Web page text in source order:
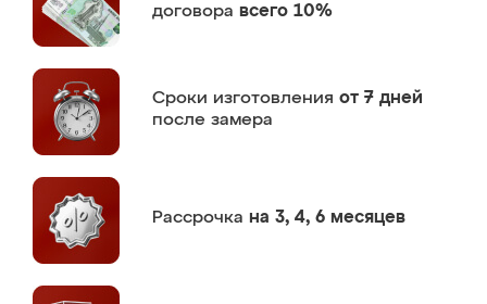
договора всего 10%
Сроки изготовления от 7 дней
после замера
Рассрочка на 3, 4, 6 месяцев